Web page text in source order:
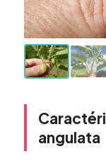
angulata